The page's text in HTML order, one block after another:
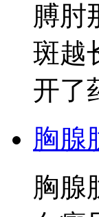
膊肘
斑越
开了
胸腺
胸腺